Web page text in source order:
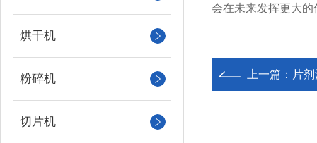
烘干机
粉碎机
切片机
会在未来发挥更大
上一篇： 片